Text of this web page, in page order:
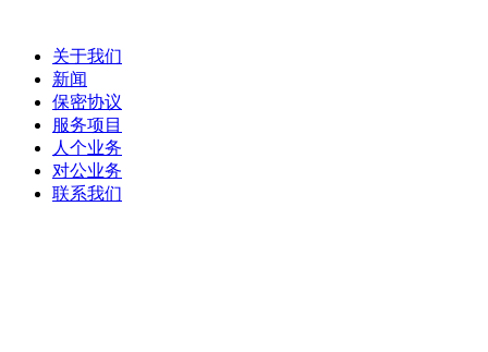
关于我们
新闻
保密协议
服务项目
人个业务
对公业务
联系我们